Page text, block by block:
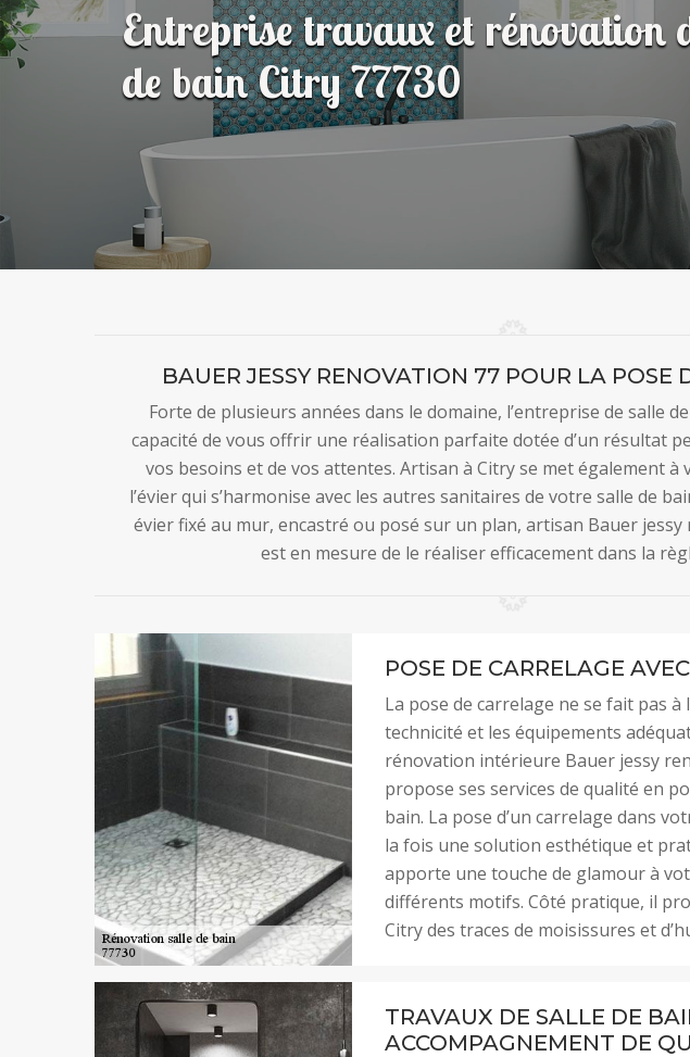
Entreprise travaux et rénovation
de bain Citry 77730
BAUER JESSY RENOVATION 77 POUR LA POSE
Forte de plusieurs années dans le domaine, l’entreprise de salle
capacité de vous offrir une réalisation parfaite dotée d’un résultat
vos besoins et de vos attentes. Artisan à Citry se met également
l’évier qui s’harmonise avec les autres sanitaires de votre salle de
évier fixé au mur, encastré ou posé sur un plan, artisan Bauer
est en mesure de le réaliser efficacement dans la
POSE DE CARRELAGE
La pose de carrelage ne se fait pas
technicité et les équipements
rénovation intérieure Bauer jessy
propose ses services de qualité en
bain. La pose d’un carrelage dans
la fois une solution esthétique et
apporte une touche de glamour à
différents motifs. Côté pratique, il
Citry des traces de moisissures et
TRAVAUX DE SALLE DE
ACCOMPAGNEMENT DE